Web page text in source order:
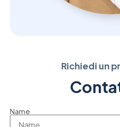
Richiedi un
Name